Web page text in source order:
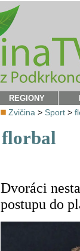
REGIONY
Zvičina > Sport >
florbal
Dvoráci
postupu do